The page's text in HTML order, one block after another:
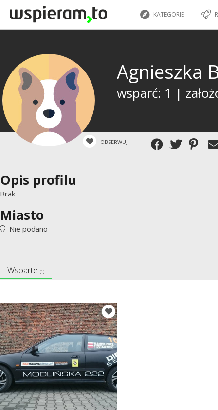
KATEGORIE
Agnieszka
wsparć: 1 |
OBSERWUJ
Opis profilu
Brak
Miasto
Nie podano
Wsparte (1)